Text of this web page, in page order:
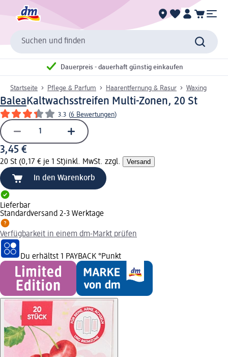
Suchen und finden
Dauerpreis - dauerhaft günstig einkaufen
Startseite Pflege & Parfum Haarentfernung & Rasur Waxing
Balea Kaltwachsstreifen Multi-Zonen, 20 St
3.3 (6 Bewertungen)
3,45 €
20 St (0,17 € je 1 St)inkl. MwSt. zzgl. Versand
In den Warenkorb
Lieferbar
Standardversand 2-3 Werktage
Verfügbarkeit in einem dm-Markt prüfen
Du erhältst 1 PAYBACK °Punkt